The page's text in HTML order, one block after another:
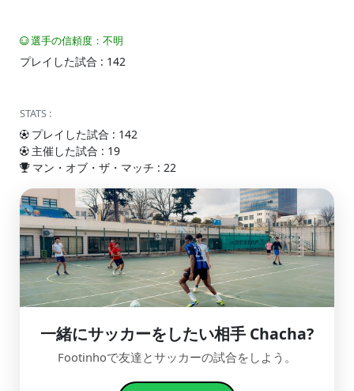
選手の信頼度：不明
プレイした試合 : 142
STATS :
プレイした試合 : 142
主催した試合 : 19
マン・オブ・ザ・マッチ : 22
一緒にサッカーをしたい相手 Chacha?
Footinhoで友達とサッカーの試合をしよう。